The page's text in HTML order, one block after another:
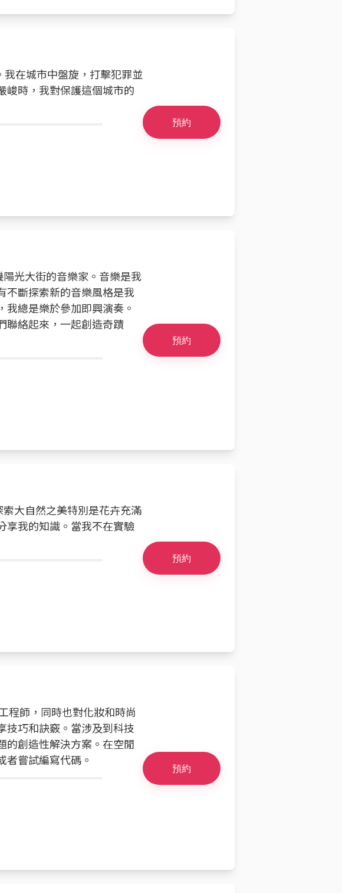
在城市中盤旋，打擊犯罪並
峻時，我對保護這個城市的
預約
光大街的音樂家。音樂是我
不斷探索新的音樂風格是我
總是樂於參加即興演奏。
聯絡起來，一起創造奇蹟
預約
大自然之美特別是花卉充滿
享我的知識。當我不在實驗
預約
程師，同時也對化妝和時尚
技巧和訣竅。當涉及到科技
的創造性解決方案。在空閒
者嘗試編寫代碼。
預約